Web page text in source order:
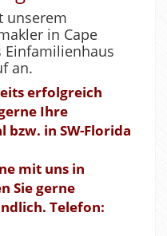
unserem
in Cape
Einfamilienhaus
an.
erfolgreich
Ihre
bzw. in SW-Florida
mit uns in
Sie gerne
Telefon: